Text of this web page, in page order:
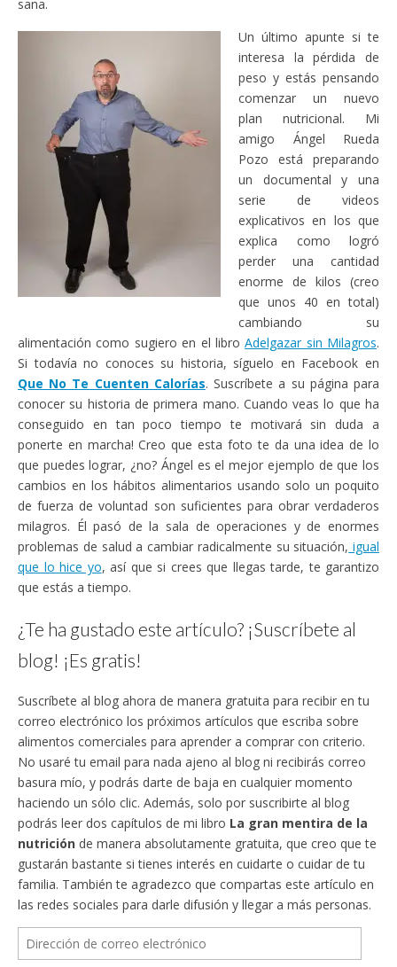
sana.
Un último apunte si te
interesa la pérdida de
peso y estás pensando
comenzar un nuevo
plan nutricional. Mi
amigo Ángel Rueda
Pozo está preparando
un documental y una
serie de videos
explicativos en los que
explica como logró
perder una cantidad
enorme de kilos (creo
que unos 40 en total)
cambiando su
alimentación como sugiero en el libroAdelgazar sin Milagros.
Si todavía no conoces su historia, síguelo en Facebook en
Que No Te Cuenten Calorías. Suscríbete a su página para
conocer su historia de primera mano. Cuando veas lo que ha
conseguido en tan poco tiempo te motivará sin duda a
ponerte en marcha! Creo que esta foto te da una idea de lo
que puedes lograr, ¿no? Ángel es el mejor ejemplo de que los
cambios en los hábitos alimentarios usando solo un poquito
de fuerza de voluntad son suficientes para obrar verdaderos
milagros. Él pasó de la sala de operaciones y de enormes
problemas de salud a cambiar radicalmente su situación, igual
que lo hice yo, así que si crees que llegas tarde, te garantizo
que estás a tiempo.
¿Te ha gustado este artículo? ¡Suscríbete al
blog! ¡Es gratis!
Suscríbete al blog ahora de manera gratuita para recibir en tu
correo electrónico los próximos artículos que escriba sobre
alimentos comerciales para aprender a comprar con criterio.
No usaré tu email para nada ajeno al blog ni recibirás correo
basura mío, y podrás darte de baja en cualquier momento
haciendo un sólo clic. Además, solo por suscribirte al blog
podrás leer dos capítulos de mi libro La gran mentira de la
nutrición de manera absolutamente gratuita, que creo que te
gustarán bastante si tienes interés en cuidarte o cuidar de tu
familia. También te agradezco que compartas este artículo en
las redes sociales para darle difusión y llegar a más personas.
Dirección
de